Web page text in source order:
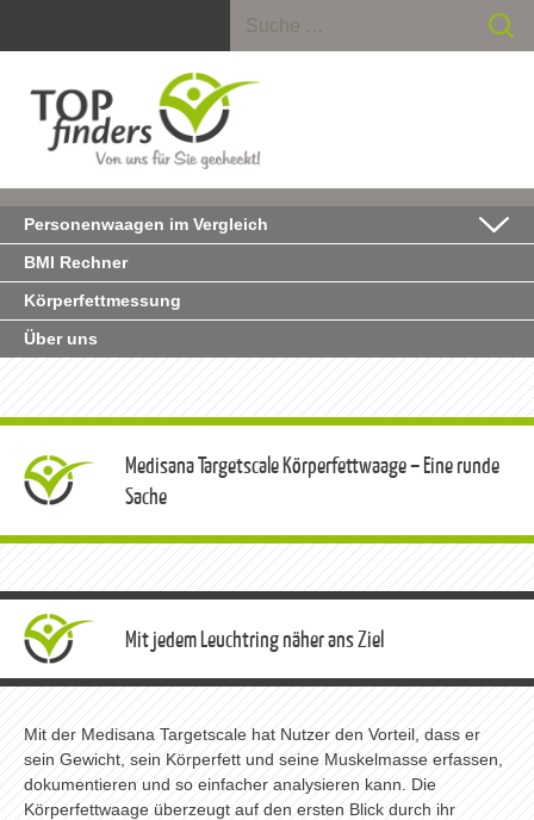
Suche nach:
Personenwaagen im Vergleich
BMI Rechner
Körperfettmessung
Über uns
Medisana Targetscale Körperfettwaage – Eine runde
Sache
Mit jedem Leuchtring näher ans Ziel
Mit der Medisana Targetscale hat Nutzer den Vorteil, dass er
sein Gewicht, sein Körperfett und seine Muskelmasse erfassen,
dokumentieren und so einfacher analysieren kann. Die
Körperfettwaage überzeugt auf den ersten Blick durch ihr